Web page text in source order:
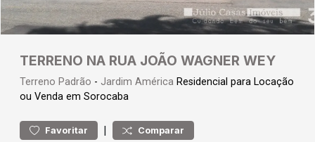
TERRENO NA RUA JOÃO WAGNER WEY
Terreno Padrão - Jardim América Residencial para Locação
ou Venda em Sorocaba
Favoritar | Comparar